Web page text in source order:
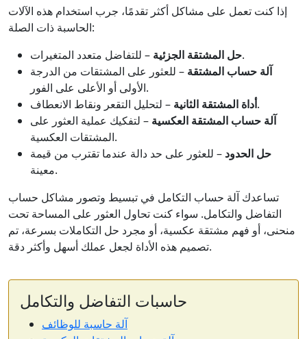
إذا كنت تعمل على مشاكل أكثر تقدمًا، جرب استخدام هذه الآلات
الحاسبة ذات الصلة:
حل المشتقة الجزئية– للتفاضل متعدد المتغيرات.
آلة حساب المشتقة – للعثور على المشتقات من الدرجة
الأولى أو الأعلى على الفور.
أداة المشتقة الثانية– لتحليل التقعر ونقاط الانعطاف.
آلة حساب المشتقة العكسية – لتفكيك عملية العثور على
المشتقات العكسية.
حل الحدود – للعثور على حد دالة عندما تقترب من قيمة
معينة.
تساعدك آلة حساب التكامل في تبسيط وتصور مشاكل حساب
التفاضل والتكامل. سواء كنت تحاول العثور على المساحة تحت
منحنى، أو فهم مشتقة عكسية، أو مجرد حل التكاملات بسرعة، تم
تصميم هذه الأداة لجعل عملك أسهل وأكثر دقة.
حاسبات التفاضل والتكامل
آلة حاسبة للوظائف